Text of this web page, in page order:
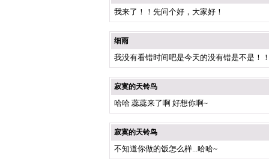
我来了！！先问个好，大家好！
细雨
我没有看错时间吧是今天的没有错是不是！！
寂寞的天铃鸟
哈哈 蕊蕊来了啊 好想你啊~
寂寞的天铃鸟
不知道你做的饭怎么样...哈哈~